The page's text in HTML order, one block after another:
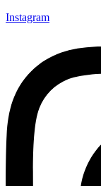
Instagram